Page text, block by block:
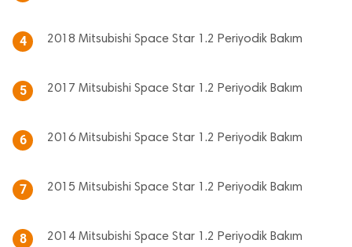
4 2018 Mitsubishi Space Star 1.2 Periyodik Bakım
5 2017 Mitsubishi Space Star 1.2 Periyodik Bakım
6 2016 Mitsubishi Space Star 1.2 Periyodik Bakım
7 2015 Mitsubishi Space Star 1.2 Periyodik Bakım
8 2014 Mitsubishi Space Star 1.2 Periyodik Bakım